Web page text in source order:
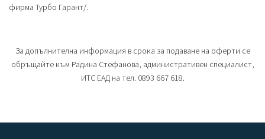
фирма Турбо Гарант/.
За допълнителна информация в срока за подаване на оферти се
обръщайте към Радина Стефанова, административен специалист,
ИТС ЕАД на тел. 0893 667 618.